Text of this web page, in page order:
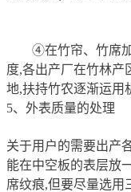
④在竹帘、竹席加
度,各出产厂在竹林产
地,扶持竹农逐渐运用
5、外表质量的处理
关于用户的需要出产
能在中空板的表层放
席纹痕,但要尽量选用